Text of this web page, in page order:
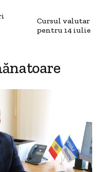
Cursul valutar
pentru 14 iulie